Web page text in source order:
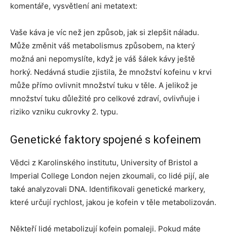
komentáře, vysvětlení ani metatext:
Vaše káva je víc než jen způsob, jak si zlepšit náladu.
Může změnit váš metabolismus způsobem, na který
možná ani nepomyslíte, když je váš šálek kávy ještě
horký. Nedávná studie zjistila, že množství kofeinu v krvi
může přímo ovlivnit množství tuku v těle. A jelikož je
množství tuku důležité pro celkové zdraví, ovlivňuje i
riziko vzniku cukrovky 2. typu.
Genetické faktory spojené s kofeinem
Vědci z Karolinského institutu, University of Bristol a
Imperial College London nejen zkoumali, co lidé pijí, ale
také analyzovali DNA. Identifikovali genetické markery,
které určují rychlost, jakou je kofein v těle metabolizován.
Někteří lidé metabolizují kofein pomaleji. Pokud máte